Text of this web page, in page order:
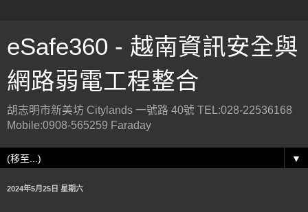
eSafe360 - 越南資訊安全與
網路弱電工程整合
胡志明市新美坊 Citylands 一號路 40號 TEL:028-22536168
Mobile:0908-565259 Faraday
▼
2024年5月25日 星期六